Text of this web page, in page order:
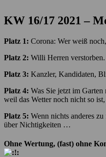
KW 16/17 2021 –
Platz 1: Corona: Wer weiß
Platz 2: Willi Herren verstorben.
Platz 3: Kanzler, Kandidaten,
Platz 4: Was Sie jetzt im
weil das Wetter noch nicht so
Platz 5: Wenn nichts anderes
über Nichtigkeiten …
Ohne Wertung, (fast) ohne